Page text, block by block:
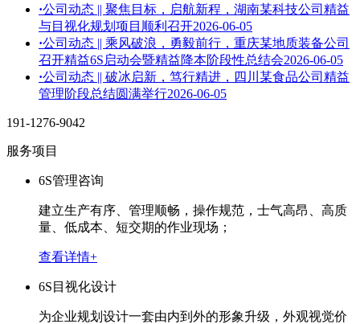
·公司动态 || 聚焦目标，启航新程，湖南某科技公司精益
与目视化规划项目顺利召开2026-06-05
·公司动态 || 乘风破浪，勇毅前行，重庆某地质装备公司
召开精益6S启动会暨精益降本阶段性总结会2026-06-05
·公司动态 || 破冰启新，笃行精进，四川某食品公司精益
管理阶段总结圆满举行2026-06-05
191-1276-9042
服务项目
6S管理咨询
建立生产有序、管理顺畅，操作规范，士气高昂、高质
量、低成本、短交期的作业现场；
查看详情+
6S目视化设计
为企业规划设计一套由内到外的形象升级，外观视觉价